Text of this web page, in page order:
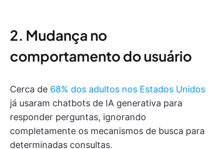
2. Mudança no
comportamento do usuário
Cerca de 68% dos adultos nos Estados Unidos
já usaram chatbots de IA generativa para
responder perguntas, ignorando
completamente os mecanismos de busca para
determinadas consultas.